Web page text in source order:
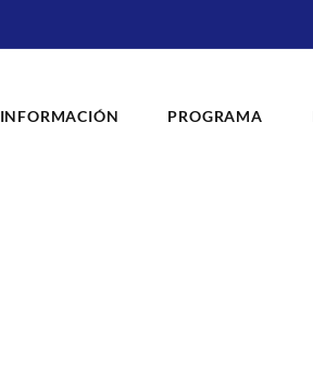
INFORMACIÓN PROGRAMA